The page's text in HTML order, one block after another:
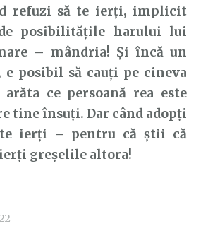
refuzi să te ierți, implicit
posibilitățile harului lui
– mândria! Și încă un
e posibil să cauți pe cineva
ce persoană rea este
tine însuți. Dar când adopți
ierți – pentru că știi că
greșelile altora!